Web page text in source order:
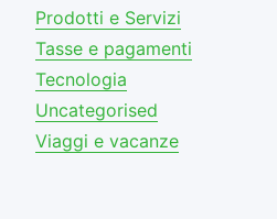
Prodotti e Servizi
Tasse e pagamenti
Tecnologia
Uncategorised
Viaggi e vacanze